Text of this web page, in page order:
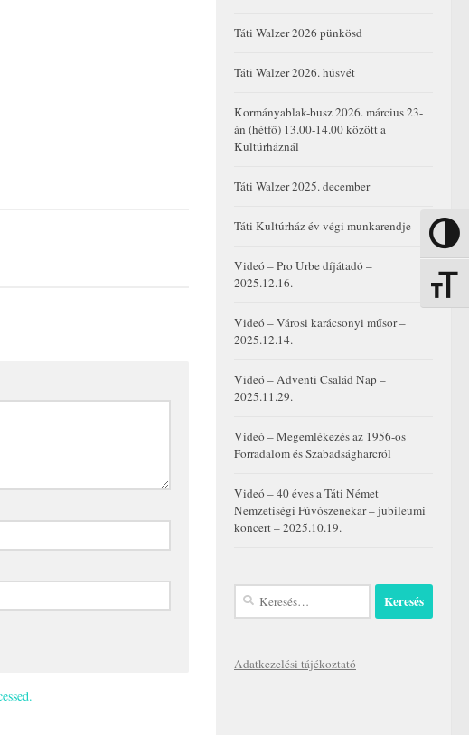
Nagy
Táti Walzer 2026 pünkösd
Táti Walzer 2026. húsvét
Kormányablak-busz 2026. március 23-
án (hétfő) 13.00-14.00 között a
Kultúrháznál
Táti Walzer 2025. december
Táti Kultúrház év végi munkarendje
Videó – Pro Urbe díjátadó –
2025.12.16.
Videó – Városi karácsonyi műsor –
2025.12.14.
Videó – Adventi Család Nap –
2025.11.29.
Videó – Megemlékezés az 1956-os
Forradalom és Szabadságharcról
Videó – 40 éves a Táti Német
Nemzetiségi Fúvószenekar – jubileumi
koncert – 2025.10.19.
Keresés:
Adatkezelési tájékoztató